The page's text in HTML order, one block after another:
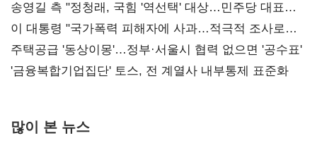
리모델링' 제안
송영길 측 "정청래, 국힘 '역선택' 대상…민주당 대표로
총선 지휘 못해"
이 대통령 "국가폭력 피해자에 사과…적극적 조사로
진실 밝혀야"
주택공급 '동상이몽'…정부·서울시 협력 없으면 '공수표'
'금융복합기업집단' 토스, 전 계열사 내부통제 표준화
많이 본 뉴스